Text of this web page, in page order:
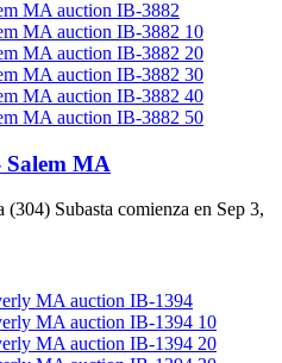
Salem MA
(304) Subasta comienza en Sep 3,